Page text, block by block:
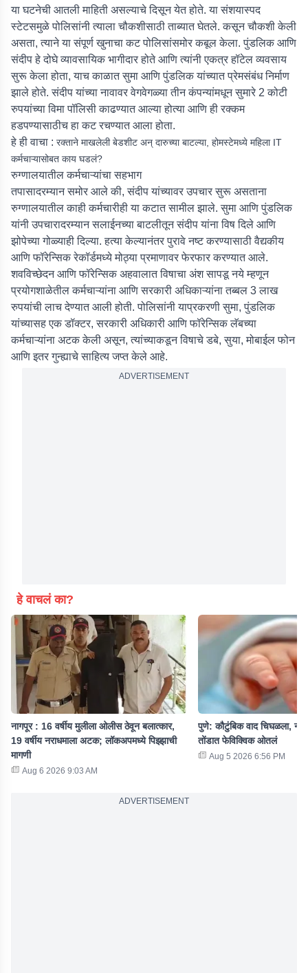
या घटनेची आतली माहिती असल्याचे दिसून येत होते. या संशयास्पद
स्टेटसमुळे पोलिसांनी त्याला चौकशीसाठी ताब्यात घेतले. कसून चौकशी केली
असता, त्याने या संपूर्ण खुनाचा कट पोलिसांसमोर कबूल केला. पुंडलिक आणि
संदीप हे दोघे व्यावसायिक भागीदार होते आणि त्यांनी एकत्र हॉटेल व्यवसाय
सुरू केला होता, याच काळात सुमा आणि पुंडलिक यांच्यात प्रेमसंबंध निर्माण
झाले होते. संदीप यांच्या नावावर वेगवेगळ्या तीन कंपन्यांमधून सुमारे 2 कोटी
रुपयांच्या विमा पॉलिसी काढण्यात आल्या होत्या आणि ही रक्कम
हडपण्यासाठीच हा कट रचण्यात आला होता.
हे ही वाचा : रक्ताने माखलेली बेडशीट अन् दारुच्या बाटल्या, होमस्टेमध्ये महिला IT
कर्मचाऱ्यासोबत काय घडलं?
रुग्णालयातील कर्मचाऱ्यांचा सहभाग
तपासादरम्यान समोर आले की, संदीप यांच्यावर उपचार सुरू असताना
रुग्णालयातील काही कर्मचारीही या कटात सामील झाले. सुमा आणि पुंडलिक
यांनी उपचारादरम्यान सलाईनच्या बाटलीतून संदीप यांना विष दिले आणि
झोपेच्या गोळ्याही दिल्या. हत्या केल्यानंतर पुरावे नष्ट करण्यासाठी वैद्यकीय
आणि फॉरेन्सिक रेकॉर्डमध्ये मोठ्या प्रमाणावर फेरफार करण्यात आले.
शवविच्छेदन आणि फॉरेन्सिक अहवालात विषाचा अंश सापडू नये म्हणून
प्रयोगशाळेतील कर्मचाऱ्यांना आणि सरकारी अधिकाऱ्यांना तब्बल 3 लाख
रुपयांची लाच देण्यात आली होती. पोलिसांनी याप्रकरणी सुमा, पुंडलिक
यांच्यासह एक डॉक्टर, सरकारी अधिकारी आणि फॉरेन्सिक लॅबच्या
कर्मचाऱ्यांना अटक केली असून, त्यांच्याकडून विषाचे डबे, सुया, मोबाईल फोन
आणि इतर गुन्‍ह्याचे साहित्य जप्त केले आहे.
ADVERTISEMENT
हे वाचलं का?
नागपूर : 16 वर्षीय मुलीला ओलीस ठेवून बलात्कार,
19 वर्षीय नराधमाला अटक; लॉकअपमध्ये पिझ्झाची
मागणी
Aug 6 2026 9:03 AM
पुणे: कौटुंबिक वाद चिघळला, नऊ
तोंडात फेविक्विक ओतलं
Aug 5 2026 6:56 PM
ADVERTISEMENT